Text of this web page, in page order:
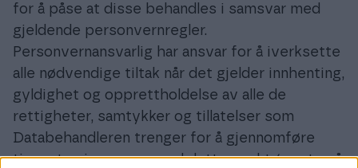
for å påse at disse behandles i samsvar med
gjeldende personvernregler.
Personvernansvarlig har ansvar for å iverksette
alle nødvendige tiltak når det gjelder innhenting,
gyldighet og opprettholdelse av alle de
rettigheter, samtykker og tillatelser som
Databehandleren trenger for å gjennomføre
tjenesten i samsvar med dette punkt 4 – uten å